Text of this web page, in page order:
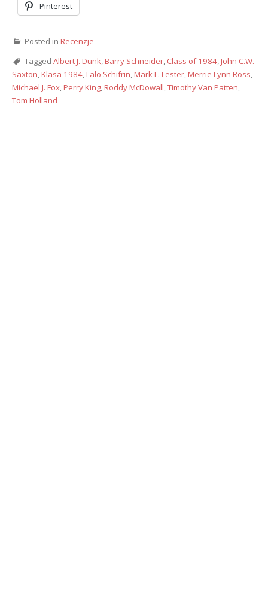
Pinterest
Posted in Recenzje
Tagged Albert J. Dunk,Barry Schneider, Class of 1984,John C.W.
Saxton,Klasa 1984,Lalo Schifrin,Mark L. Lester,Merrie Lynn Ross,
Michael J. Fox,Perry King,Roddy McDowall,Timothy Van Patten,
Tom Holland